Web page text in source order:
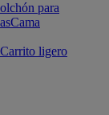
para
Cama
Carrito ligero